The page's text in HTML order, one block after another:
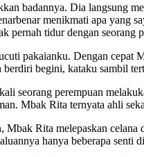
badannya. Dia langsung
menikmati apa yang
pernah tidur dengan seorang
pakaianku. Dengan cepat
begini, kataku sambil
seorang perempuan
Mbak Rita ternyata ahli
Mbak Rita melepaskan
hanya beberapa senti